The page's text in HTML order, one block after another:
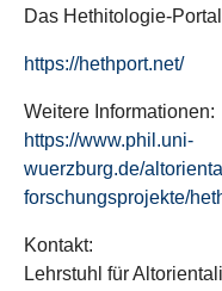
Das Hethitologie-
https://hethport.net/
Weitere Informationen:
https://www.phil.uni-
wuerzburg.de/
forschungsprojekte/
Kontakt:
Lehrstuhl für